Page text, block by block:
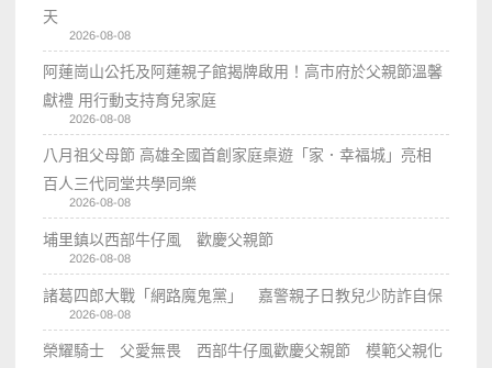
天
2026-08-08
阿蓮崗山公托及阿蓮親子館揭牌啟用！高市府於父親節溫馨
獻禮 用行動支持育兒家庭
2026-08-08
八月祖父母節 高雄全國首創家庭桌遊「家．幸福城」亮相
百人三代同堂共學同樂
2026-08-08
埔里鎮以西部牛仔風 歡慶父親節
2026-08-08
諸葛四郎大戰「網路魔鬼黨」 嘉警親子日教兒少防詐自保
2026-08-08
榮耀騎士 父愛無畏 西部牛仔風歡慶父親節 模範父親化